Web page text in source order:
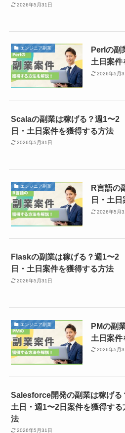
2026年5月31日
エンジニア副業
Perlの副
土日案件
2026年5月
Scalaの副業は稼げる？週1〜2
日・土日案件を獲得する方法
2026年5月31日
エンジニア副業
R言語の
日・土
2026年5月
Flaskの副業は稼げる？週1〜2
日・土日案件を獲得する方法
2026年5月31日
エンジニア副業
PMの副
土日案件
2026年5月
Salesforce開発の副業は稼げる
土日・週1〜2日案件を獲得する
法
2026年5月31日